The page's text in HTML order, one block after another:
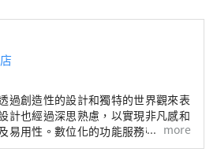
過創造性的設計和獨特的世界觀來表
計也經過深思熟慮，以實現非凡感和
易用性。數位化的功能服務帶來便利
位員工都以親切熱情的態度提供個性
more